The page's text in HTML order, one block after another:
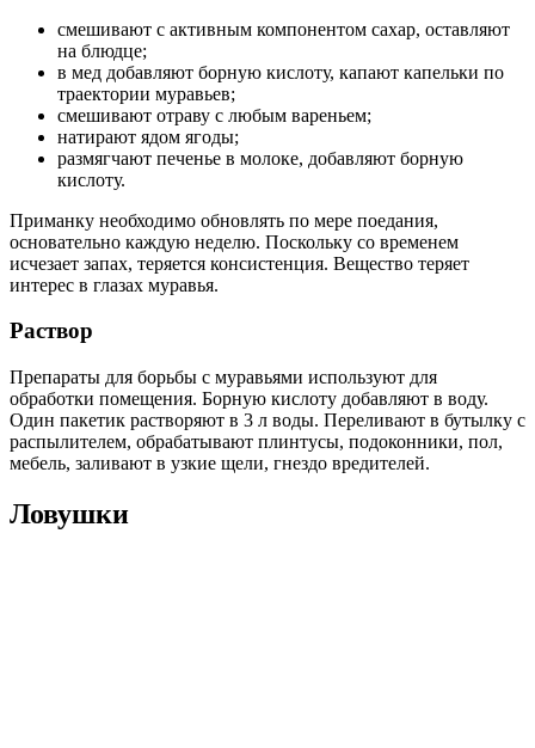
смешивают с активным компонентом сахар, оставляют
на блюдце;
в мед добавляют борную кислоту, капают капельки по
траектории муравьев;
смешивают отраву с любым вареньем;
натирают ядом ягоды;
размягчают печенье в молоке, добавляют борную
кислоту.
Приманку необходимо обновлять по мере поедания,
основательно каждую неделю. Поскольку со временем
исчезает запах, теряется консистенция. Вещество теряет
интерес в глазах муравья.
Раствор
Препараты для борьбы с муравьями используют для
обработки помещения. Борную кислоту добавляют в воду.
Один пакетик растворяют в 3 л воды. Переливают в бутылку с
распылителем, обрабатывают плинтусы, подоконники, пол,
мебель, заливают в узкие щели, гнездо вредителей.
Ловушки